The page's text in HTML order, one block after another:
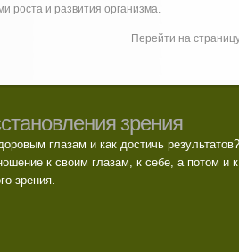
роста и развития организма.
Перейти на
зрения
глазам и как достичь результатов?
к своим глазам, к себе, а потом и к
зрения.